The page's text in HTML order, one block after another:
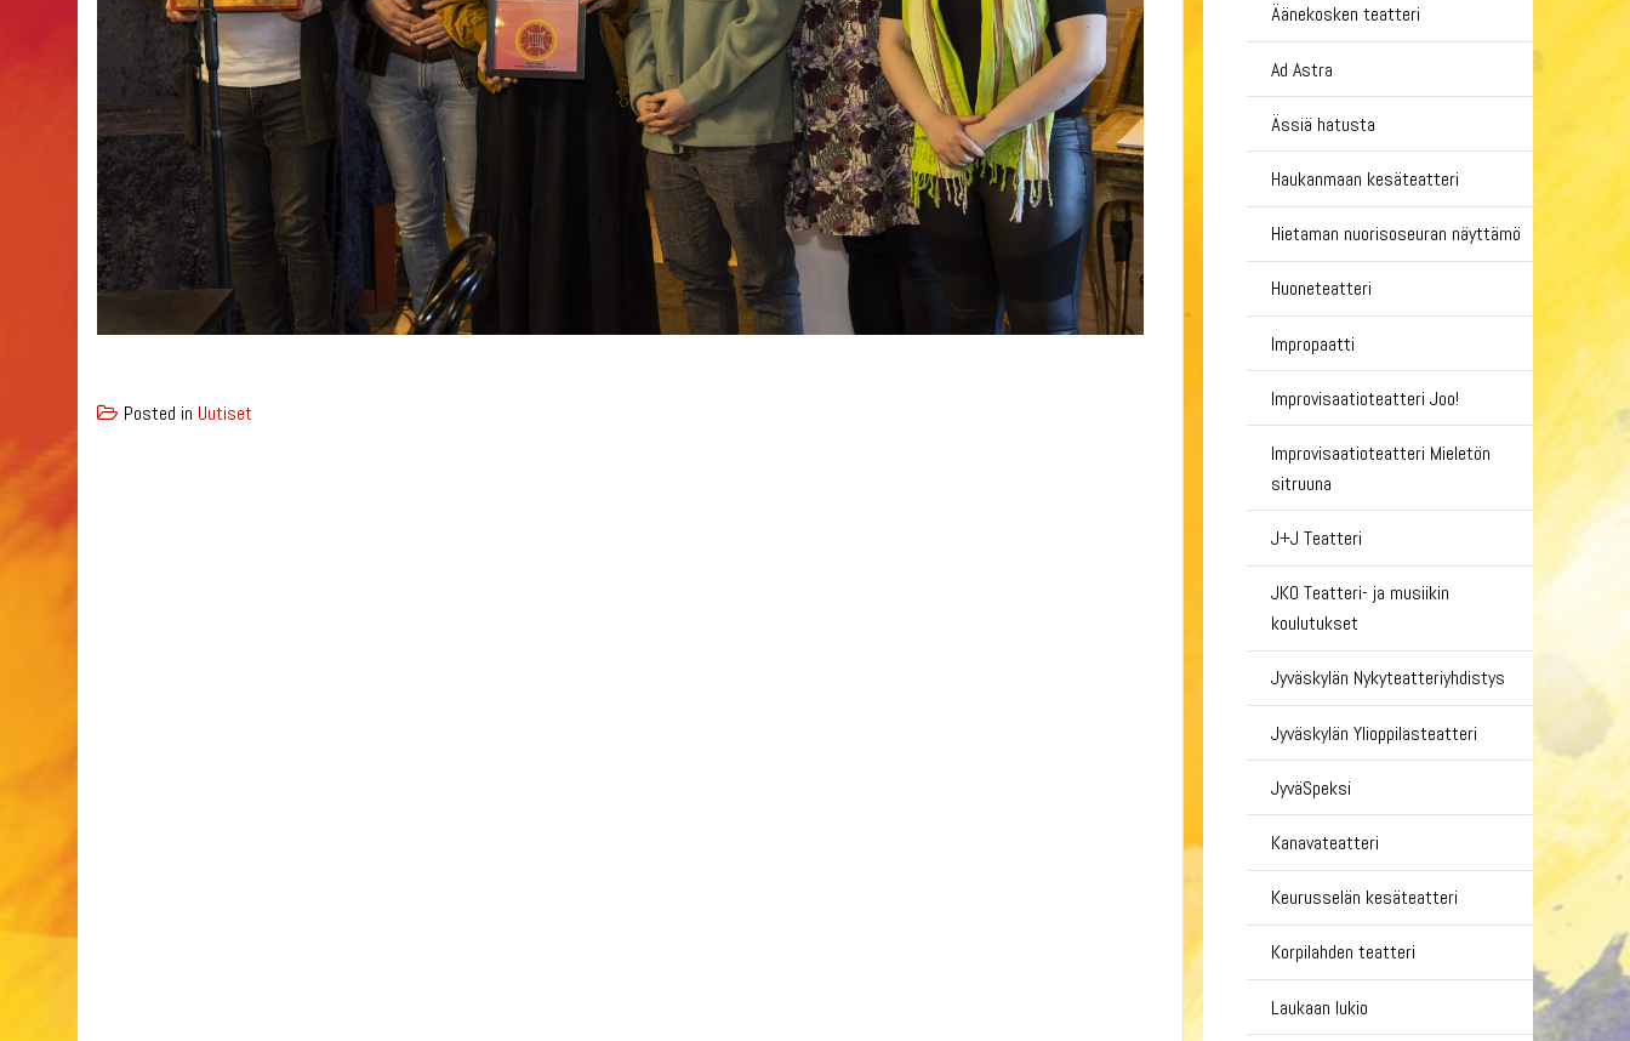
Posted in Uutiset
Äänekosken teatteri
Ad Astra
Ässiä hatusta
Haukanmaan kesäteatteri
Hietaman nuorisoseuran näyttämö
Huoneteatteri
Impropaatti
Improvisaatioteatteri Joo!
Improvisaatioteatteri Mieletön
sitruuna
J+J Teatteri
JKO Teatteri- ja musiikin
koulutukset
Jyväskylän Nykyteatteriyhdistys
Jyväskylän Ylioppilasteatteri
JyväSpeksi
Kanavateatteri
Keurusselän kesäteatteri
Korpilahden teatteri
Laukaan lukio